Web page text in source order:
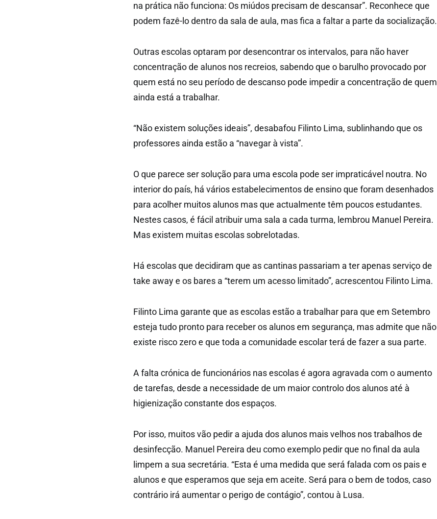
na prática não funciona: Os miúdos precisam de descansar”. Reconhece que
podem fazê-lo dentro da sala de aula, mas fica a faltar a parte da socialização.
Outras escolas optaram por desencontrar os intervalos, para não haver
concentração de alunos nos recreios, sabendo que o barulho provocado por
quem está no seu período de descanso pode impedir a concentração de quem
ainda está a trabalhar.
“Não existem soluções ideais”, desabafou Filinto Lima, sublinhando que os
professores ainda estão a “navegar à vista”.
O que parece ser solução para uma escola pode ser impraticável noutra. No
interior do país, há vários estabelecimentos de ensino que foram desenhados
para acolher muitos alunos mas que actualmente têm poucos estudantes.
Nestes casos, é fácil atribuir uma sala a cada turma, lembrou Manuel Pereira.
Mas existem muitas escolas sobrelotadas.
Há escolas que decidiram que as cantinas passariam a ter apenas serviço de
take away e os bares a “terem um acesso limitado”, acrescentou Filinto Lima.
Filinto Lima garante que as escolas estão a trabalhar para que em Setembro
esteja tudo pronto para receber os alunos em segurança, mas admite que não
existe risco zero e que toda a comunidade escolar terá de fazer a sua parte.
A falta crónica de funcionários nas escolas é agora agravada com o aumento
de tarefas, desde a necessidade de um maior controlo dos alunos até à
higienização constante dos espaços.
Por isso, muitos vão pedir a ajuda dos alunos mais velhos nos trabalhos de
desinfecção. Manuel Pereira deu como exemplo pedir que no final da aula
limpem a sua secretária. “Esta é uma medida que será falada com os pais e
alunos e que esperamos que seja em aceite. Será para o bem de todos, caso
contrário irá aumentar o perigo de contágio”, contou à Lusa.